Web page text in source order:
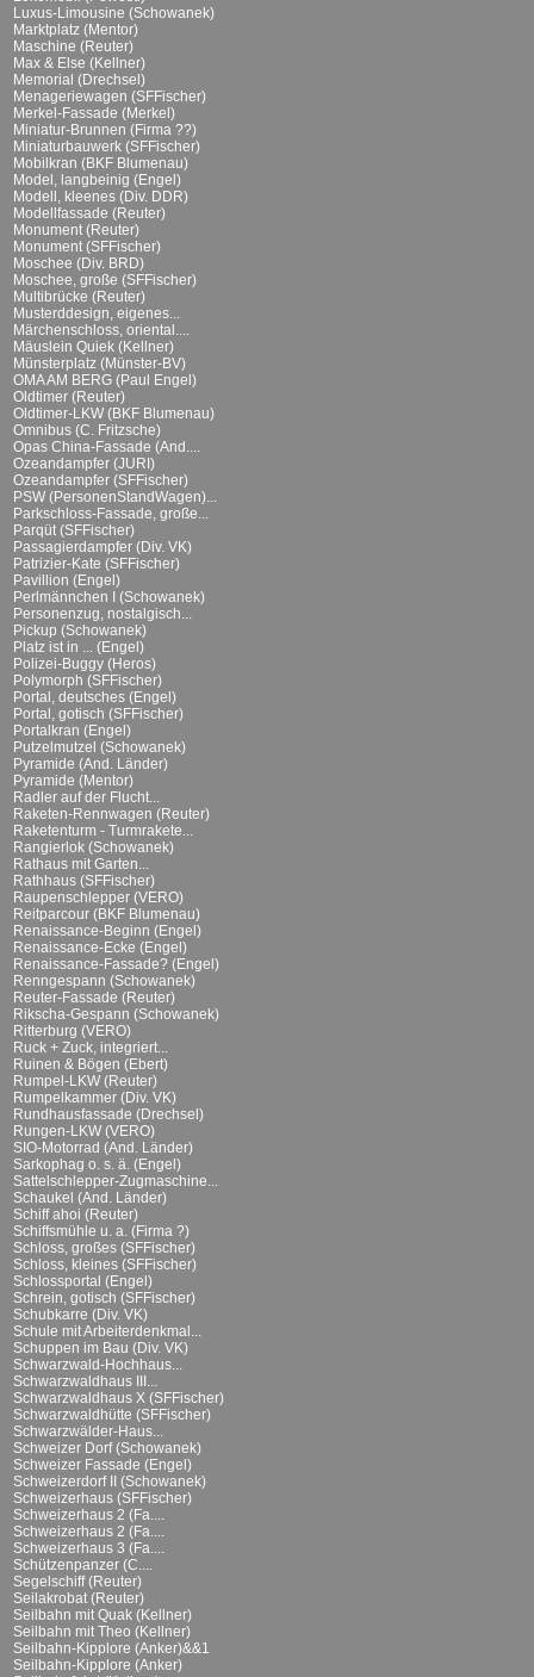
Luxus-Limousine (Schowanek)
Marktplatz (Mentor)
Maschine (Reuter)
Max & Else (Kellner)
Memorial (Drechsel)
Menageriewagen (SFFischer)
Merkel-Fassade (Merkel)
Miniatur-Brunnen (Firma ??)
Miniaturbauwerk (SFFischer)
Mobilkran (BKF Blumenau)
Model, langbeinig (Engel)
Modell, kleenes (Div. DDR)
Modellfassade (Reuter)
Monument (Reuter)
Monument (SFFischer)
Moschee (Div. BRD)
Moschee, große (SFFischer)
Multibrücke (Reuter)
Musterddesign, eigenes...
Märchenschloss, oriental....
Mäuslein Quiek (Kellner)
Münsterplatz (Münster-BV)
OMA AM BERG (Paul Engel)
Oldtimer (Reuter)
Oldtimer-LKW (BKF Blumenau)
Omnibus (C. Fritzsche)
Opas China-Fassade (And....
Ozeandampfer (JURI)
Ozeandampfer (SFFischer)
PSW (PersonenStandWagen)...
Parkschloss-Fassade, große...
Parqüt (SFFischer)
Passagierdampfer (Div. VK)
Patrizier-Kate (SFFischer)
Pavillion (Engel)
Perlmännchen I (Schowanek)
Personenzug, nostalgisch...
Pickup (Schowanek)
Platz ist in ... (Engel)
Polizei-Buggy (Heros)
Polymorph (SFFischer)
Portal, deutsches (Engel)
Portal, gotisch (SFFischer)
Portalkran (Engel)
Putzelmutzel (Schowanek)
Pyramide (And. Länder)
Pyramide (Mentor)
Radler auf der Flucht...
Raketen-Rennwagen (Reuter)
Raketenturm - Turmrakete...
Rangierlok (Schowanek)
Rathaus mit Garten...
Rathhaus (SFFischer)
Raupenschlepper (VERO)
Reitparcour (BKF Blumenau)
Renaissance-Beginn (Engel)
Renaissance-Ecke (Engel)
Renaissance-Fassade? (Engel)
Renngespann (Schowanek)
Reuter-Fassade (Reuter)
Rikscha-Gespann (Schowanek)
Ritterburg (VERO)
Ruck + Zuck, integriert...
Ruinen & Bögen (Ebert)
Rumpel-LKW (Reuter)
Rumpelkammer (Div. VK)
Rundhausfassade (Drechsel)
Rungen-LKW (VERO)
SIO-Motorrad (And. Länder)
Sarkophag o. s. ä. (Engel)
Sattelschlepper-Zugmaschine...
Schaukel (And. Länder)
Schiff ahoi (Reuter)
Schiffsmühle u. a. (Firma ?)
Schloss, großes (SFFischer)
Schloss, kleines (SFFischer)
Schlossportal (Engel)
Schrein, gotisch (SFFischer)
Schubkarre (Div. VK)
Schule mit Arbeiterdenkmal...
Schuppen im Bau (Div. VK)
Schwarzwald-Hochhaus...
Schwarzwaldhaus III...
Schwarzwaldhaus X (SFFischer)
Schwarzwaldhütte (SFFischer)
Schwarzwälder-Haus...
Schweizer Dorf (Schowanek)
Schweizer Fassade (Engel)
Schweizerdorf II (Schowanek)
Schweizerhaus (SFFischer)
Schweizerhaus 2 (Fa....
Schweizerhaus 2 (Fa....
Schweizerhaus 3 (Fa....
Schützenpanzer (C....
Segelschiff (Reuter)
Seilakrobat (Reuter)
Seilbahn mit Quak (Kellner)
Seilbahn mit Theo (Kellner)
Seilbahn-Kipplore (Anker)&&1
Seilbahn-Kipplore (Anker)